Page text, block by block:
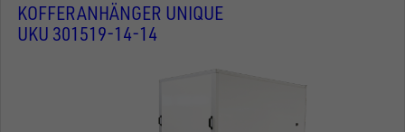
KOFFERANHÄNGER UNIQUE
UKU 301519-14-14